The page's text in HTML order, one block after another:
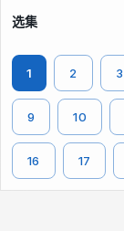
选集
1 2 3
9 10
16 17